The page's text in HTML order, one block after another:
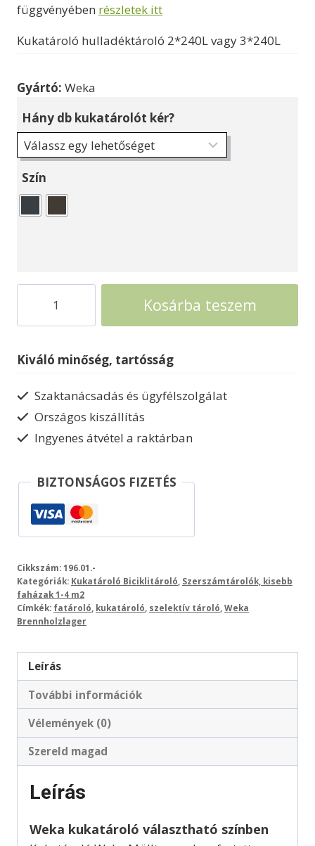
függvényében részletek itt
Kukatároló hulladéktároló 2*240L vagy 3*240L
Gyártó: Weka
Hány db kukatárolót kér?
Szín
méretben
Kosárba teszem
Kiváló minőség, tartósság
Szaktanácsadás és ügyfélszolgálat
Országos kiszállítás
Ingyenes átvétel a raktárban
BIZTONSÁGOS FIZETÉS
Cikkszám:196.01.-
Kategóriák: Kukatároló Biciklitároló Szerszámtárolók, kisebb
faházak 1-4 m2
Címkék: fatároló kukatároló szelektív tároló Weka
Brennholzlager
Leírás
További információk
Vélemények (0)
Szereld magad
Leírás
Weka kukatároló választható színben